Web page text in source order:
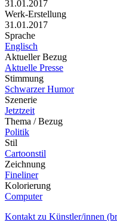
31.01.2017
Werk-Erstellung
31.01.2017
Sprache
Englisch
Aktueller Bezug
Aktuelle Presse
Stimmung
Schwarzer Humor
Szenerie
Jetztzeit
Thema / Bezug
Politik
Stil
Cartoonstil
Zeichnung
Fineliner
Kolorierung
Computer
Kontakt zu Künstler/innen